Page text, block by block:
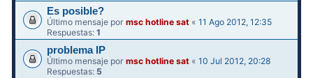
Es posible?
Último mensaje pormsc hotline sat «11 Ago 2012, 12:35
Respuestas:1
problema IP
Último mensaje pormsc hotline sat «10 Jul 2012, 20:28
Respuestas: 5